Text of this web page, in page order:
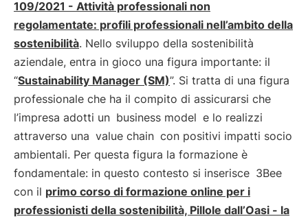
109/2021 - Attività professionali non
regolamentate: profili professionali nell’ambito della
sostenibilità. Nello sviluppo della sostenibilità
aziendale, entra in gioco una figura importante: il
“Sustainability Manager (SM)”. Si tratta di una figura
professionale che ha il compito di assicurarsi che
l’impresa adotti un business model e lo realizzi
attraverso una value chain con positivi impatti socio
ambientali. Per questa figura la formazione è
fondamentale: in questo contesto si inserisce 3Bee
con il primo corso di formazione online per i
professionisti della sostenibilità, Pillole dall’Oasi - la